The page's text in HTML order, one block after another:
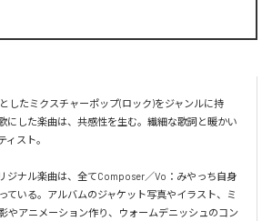
したミクスチャーポップ(ロック)をジャンルに持
にした楽曲は、共感性を生む。繊細な歌詞と暖かい
ィスト。
ジナル楽曲は、全てComposer／Vo：みやっち自身
ている。アルバムのジャケット写真やイラスト、ミ
やアニメーション作り、ウォームデニッシュのコン